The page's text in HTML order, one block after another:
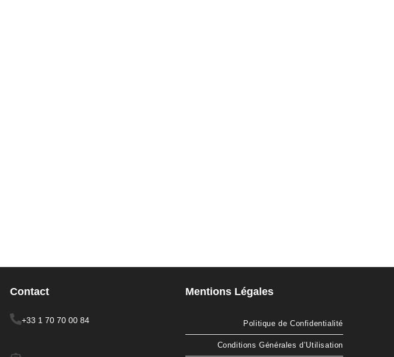
Contact
+33 1 70 70 00 84
Mentions Légales
Politique de Confidentialité
Conditions Générales d’Utilisation